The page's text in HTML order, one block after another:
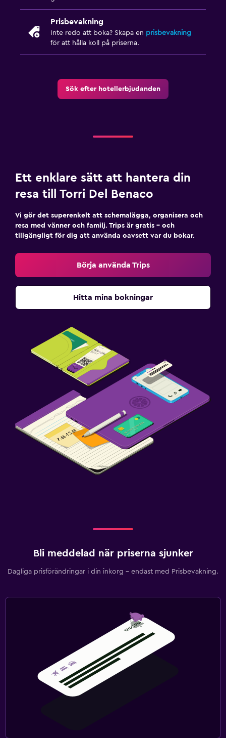
Prisbevakning
Inte redo att boka? Skapa en prisbevakning
för att hålla koll på priserna.
Sök efter hotellerbjudanden
Ett enklare sätt att hantera din
resa till Torri Del Benaco
Vi gör det superenkelt att schemalägga, organisera och
resa med vänner och familj. Trips är gratis – och
tillgängligt för dig att använda oavsett var du bokar.
Börja använda Trips
Hitta mina bokningar
Bli meddelad när priserna sjunker
Dagliga prisförändringar i din inkorg – endast med Prisbevakning.